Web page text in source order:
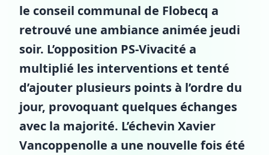
le conseil communal de Flobecq a
retrouvé une ambiance animée jeudi
soir. L’opposition PS-Vivacité a
multiplié les interventions et tenté
d’ajouter plusieurs points à l’ordre du
jour, provoquant quelques échanges
avec la majorité. L’échevin Xavier
Vancoppenolle a une nouvelle fois été